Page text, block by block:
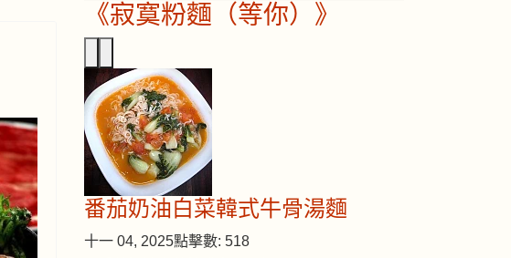
《寂寞粉麵（等你）》
番茄奶油白菜韓式牛骨湯麵
十一 04, 2025點擊數: 518